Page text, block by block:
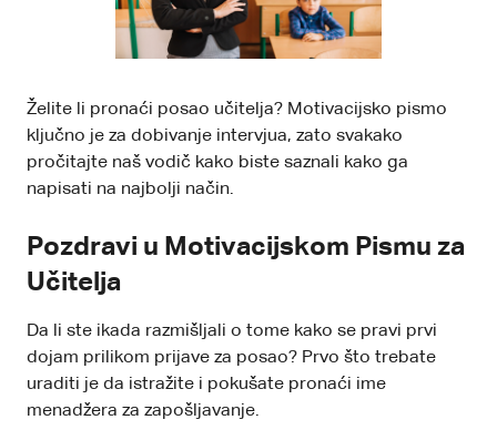
Želite li pronaći posao učitelja? Motivacijsko pismo
ključno je za dobivanje intervjua, zato svakako
pročitajte naš vodič kako biste saznali kako ga
napisati na najbolji način.
Pozdravi u Motivacijskom Pismu za
Učitelja
Da li ste ikada razmišljali o tome kako se pravi prvi
dojam prilikom prijave za posao? Prvo što trebate
uraditi je da istražite i pokušate pronaći ime
menadžera za zapošljavanje.